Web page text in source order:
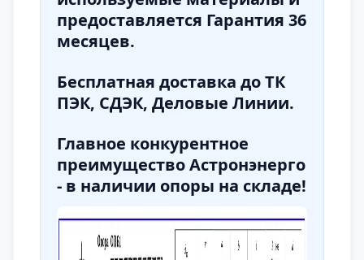
предоставляется Гарантия 36
месяцев.
Бесплатная доставка до ТК
ПЭК, СДЭК, Деловые Линии.
Главное конкурентное
преимущество Астронэнерго
- в наличии опоры на складе!